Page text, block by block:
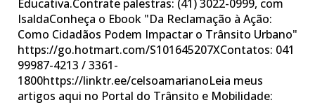
Educativa.Contrate palestras: (41) 3022-0999, com
IsaldaConheça o Ebook "Da Reclamação à Ação:
Como Cidadãos Podem Impactar o Trânsito Urbano"
https://go.hotmart.com/S101645207XContatos: 041
99987-4213 / 3361-
1800https://linktr.ee/celsoamarianoLeia meus
artigos aqui no Portal do Trânsito e Mobilidade: